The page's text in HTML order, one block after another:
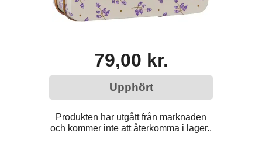
79,00 kr.
Upphört
Produkten har utgått från marknaden
och kommer inte att återkomma i lager..